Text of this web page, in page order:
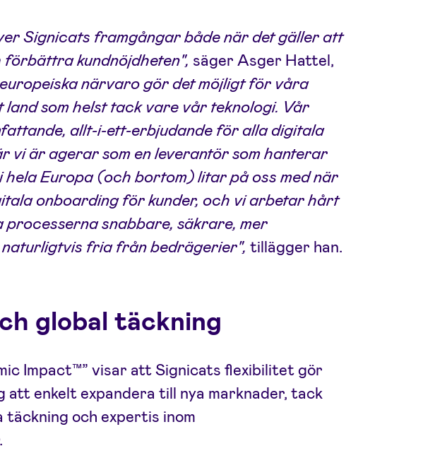
Signicats framgångar både när det gäller att
kundnöjdheten", säger Asger Hattel,
närvaro gör det möjligt för våra
land som helst tack vare vår teknologi. Vår
allt-i-ett-erbjudande för alla digitala
vi är agerar som en leverantör som hanterar
hela Europa (och bortom) litar på oss med när
onboarding för kunder, och vi arbetar hårt
snabbare, säkrare, mer
naturligtvis fria från bedrägerier",tillägger han.
global täckning
Impact™” visar att Signicats flexibilitet gör
enkelt expandera till nya marknader, tack
täckning och expertis inom